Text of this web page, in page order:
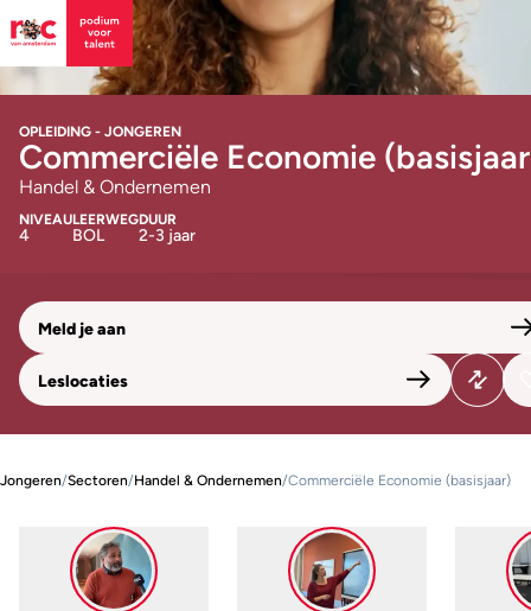
OPLEIDING - JONGEREN
Commerciële Economie
Handel & Ondernemen
NIVEAU
4
LEERWEG
BOL
DUUR
2-3 jaar
Meld je aan
Leslocaties
Jongeren/Sectoren/Handel & Ondernemen/Commerciële Economie (basisjaar)